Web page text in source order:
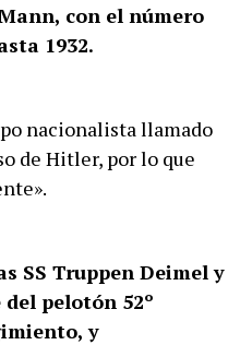
con el número
1932.
nacionalista llamado
de Hitler, por lo que
SS Truppen Deimel y
pelotón 52º
y